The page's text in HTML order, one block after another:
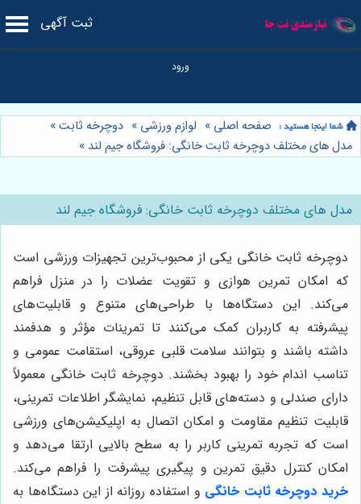
ثبت آگهی
صفحه اصلی » لوازم ورزشی » دوچرخه ثابت»
مدل های مختلف دوچرخه ثابت خانگی: فروشگاه جیم لند »
مدل های مختلف دوچرخه ثابت خانگی: فروشگاه جیم لند
دوچرخه ثابت خانگی یکی از محبوب‌ترین تجهیزات ورزشی است
که امکان تمرین هوازی و تقویت عضلات را در منزل فراهم
می‌کند. این دستگاه‌ها با طراحی‌های متنوع و قابلیت‌های
پیشرفته به کاربران کمک می‌کنند تا تمرینات مؤثر و هدفمند
داشته باشند و بتوانند سلامت قلبی عروقی، استقامت عمومی و
تناسب اندام خود را بهبود بخشند. دوچرخه ثابت خانگی معمولاً
دارای صندلی و دسته‌های قابل تنظیم، نمایشگر اطلاعات تمرینی،
قابلیت تنظیم مقاومت و امکان اتصال به اپلیکیشن‌های ورزشی
است که تجربه تمرینی کاربر را به سطح بالایی ارتقا می‌دهد و
امکان کنترل دقیق تمرین و پیگیری پیشرفت را فراهم می‌کند.
خرید دوچرخه ثابت خانگی و استفاده روزانه از این دستگاه‌ها به